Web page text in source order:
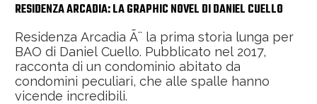
RESIDENZA ARCADIA: LA GRAPHIC NOVEL DI DANIEL CUELLO
Residenza Arcadia Ã¨ la prima storia lunga per
BAO di Daniel Cuello. Pubblicato nel 2017,
racconta di un condominio abitato da
condomini peculiari, che alle spalle hanno
vicende incredibili.